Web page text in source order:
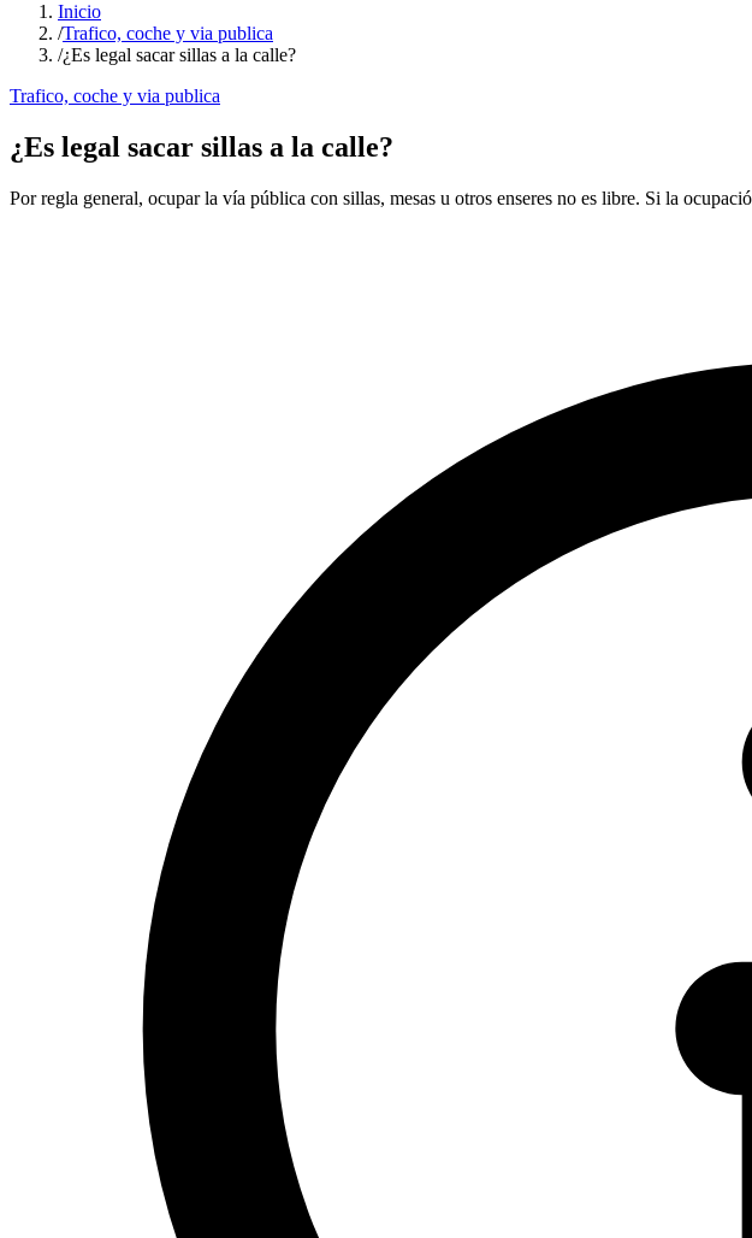
Inicio
/Trafico, coche y via publica
/¿Es legal sacar sillas a la calle?
Trafico, coche y via publica
¿Es legal sacar sillas a la calle?
Por regla general, ocupar la vía pública con sillas, mesas u otros enseres no es libre. Si la